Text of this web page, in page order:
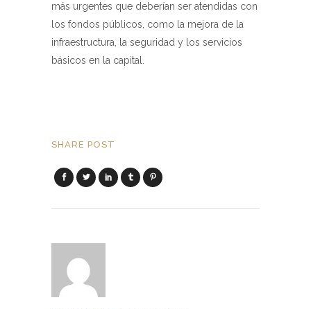
más urgentes que deberían ser atendidas con
los fondos públicos, como la mejora de la
infraestructura, la seguridad y los servicios
básicos en la capital.
SHARE POST